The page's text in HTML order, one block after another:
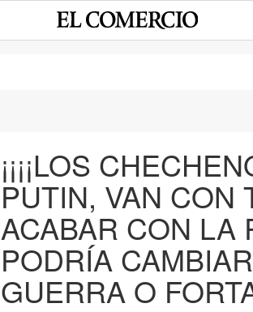
¡¡¡¡LOS
PUTIN, VAN CON
ACABAR CON LA
PODRÍA
GUERRA O